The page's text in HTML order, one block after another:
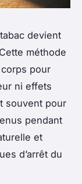
devient
méthode
pour
ni effets
souvent pour
pendant
et
d’arrêt du